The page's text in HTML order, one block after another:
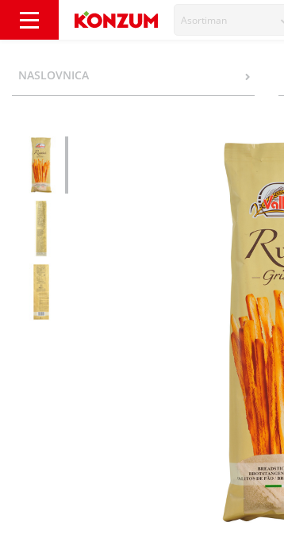
Asortiman
NASLOVNICA